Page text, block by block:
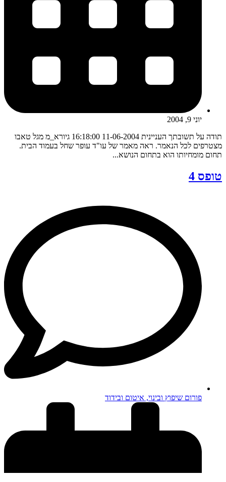
יוני 9, 2004
תודה על תשובתך העניינית 11-06-2004 16:18:00 גיורא_מ מגל טאבו
מצטרפים לכל הנאמר. ראה מאמר של עו"ד עופר שחל בעמוד הבית.
תחום מומחיותו הוא בתחום הנושא...
טופס 4
פורום שיפוץ ובינוי, איטום ובידוד